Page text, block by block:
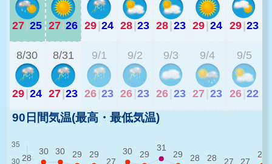
27 25 27 26 29 24 28 23 28 23 29 24 29 23
8/30
29 24
8/31
27 23
9/1
26 23
9/2
26 23
9/3
26 23
9/4
27 23
9/5
26 22
90日間気温(最高・最低気温)